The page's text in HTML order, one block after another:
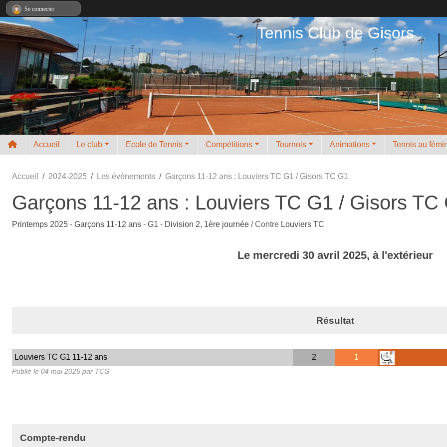
Tennis Club de Gisors
Accueil Le club Ecole de Tennis Compétitions Tournois Animations Tennis au
Accueil 2024-2025 Les évènements Garçons 11-12 ans : Louviers TC G1 / Gisors TC G1
Garçons 11-12 ans : Louviers TC G1 / Gisors TC
Printemps 2025 - Garçons 11-12 ans - G1 - Division 2, 1ère journée / Contre Louviers TC
Le mercredi 30 avril 2025, à l'extérieur
Résultat
Louviers TC G1 11-12 ans 2 1
Publié le 04 mai 2025 par TCG
Compte-rendu
Se connecter
Panneau de gestion des cookies